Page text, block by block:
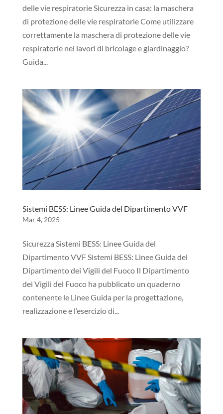
delle vie respiratorie Sicurezza in casa: la maschera
di protezione delle vie respiratorie Come utilizzare
correttamente la maschera di protezione delle vie
respiratorie nei lavori di bricolage e giardinaggio?
Guida...
Sistemi BESS: Linee Guida del Dipartimento VVF
Mar 4, 2025
Sicurezza Sistemi BESS: Linee Guida del
Dipartimento VVF Sistemi BESS: Linee Guida del
Dipartimento dei Vigili del Fuoco Il Dipartimento
dei Vigili del Fuoco ha pubblicato un quaderno
contenente le Linee Guida per la progettazione,
realizzazione e l’esercizio di...